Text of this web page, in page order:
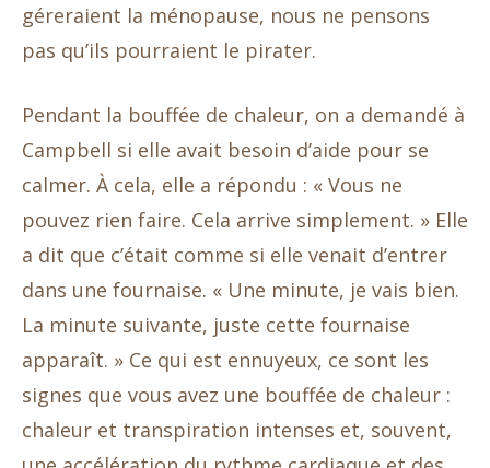
géreraient la ménopause, nous ne pensons
pas qu’ils pourraient le pirater.
Pendant la bouffée de chaleur, on a demandé à
Campbell si elle avait besoin d’aide pour se
calmer. À cela, elle a répondu : « Vous ne
pouvez rien faire. Cela arrive simplement. » Elle
a dit que c’était comme si elle venait d’entrer
dans une fournaise. « Une minute, je vais bien.
La minute suivante, juste cette fournaise
apparaît. » Ce qui est ennuyeux, ce sont les
signes que vous avez une bouffée de chaleur :
chaleur et transpiration intenses et, souvent,